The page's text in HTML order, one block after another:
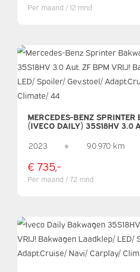
Per maand / 12 mnd
MERCEDES-BENZ SPRINTER
(IVECO DAILY) 35S18HV 3.0
SPOILER/ GEV.STOEL/
CARPLAY/ CLIMATE/ 44
2023 ● 90.970 km
€ 735,-
Per maand / 72 mnd